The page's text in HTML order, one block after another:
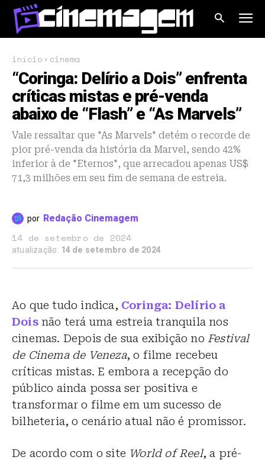
início cinema
“Coringa: Delírio a Dois” enfrenta
críticas mistas e pré-venda
abaixo de “Flash” e “As Marvels”
Vale ressaltar que "As Marvels" detém o recorde de
pior pré-venda da história da Marvel, sendo 42%
inferior à de "Eternos", que arrecadou apenas US$
71,3 milhões em seu fim de semana de estreia.
por Redação Cinemagem
14 de setembro de 2024
atualização: 14 de setembro de 2024
Ao que tudo indica, Coringa: Delírio a
Doisnão terá uma estreia tranquila nos
cinemas. Depois de sua exibição no Festival
de Cinema de Veneza, o filme recebeu
críticas mistas. E embora a recepção do
público ainda possa ser positiva e
transformar o filme em um sucesso de
bilheteria, o cenário atual não é promissor.
De acordo com o site World of Reel, a pré-